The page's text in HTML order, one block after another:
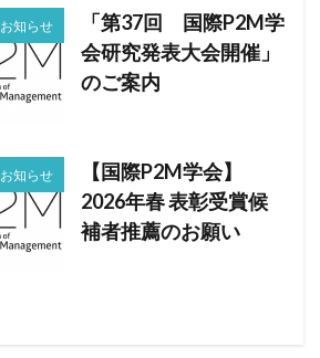
お知らせ
「第37回 国際P2M学
会研究発表大会開催」
のご案内
お知らせ
【国際P2M学会】
2026年春 表彰受賞候
補者推薦のお願い